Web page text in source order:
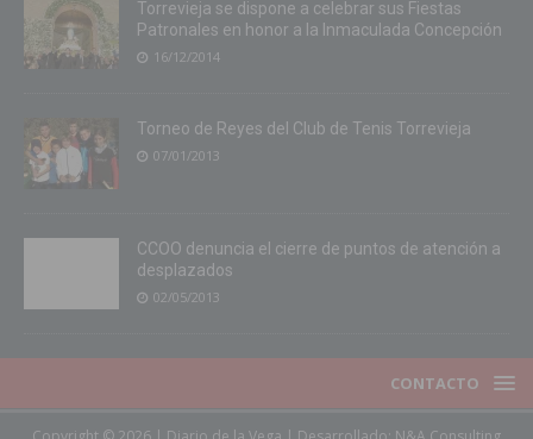
Torrevieja se dispone a celebrar sus Fiestas
Patronales en honor a la Inmaculada Concepción
16/12/2014
Torneo de Reyes del Club de Tenis Torrevieja
07/01/2013
CCOO denuncia el cierre de puntos de atención a
desplazados
02/05/2013
CONTACTO